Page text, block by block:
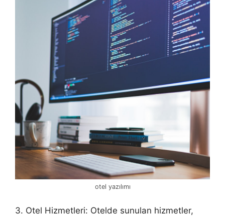
otel yazılımı
3. Otel Hizmetleri: Otelde sunulan hizmetler,